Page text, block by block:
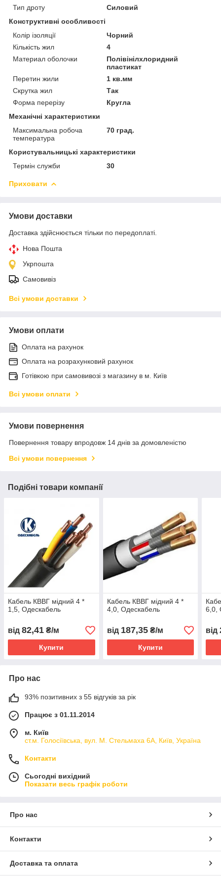
Тип дроту
Силовий
Конструктивні особливості
Колір ізоляції
Чорний
Кількість жил
4
Материал оболочки
Полівінілхлоридний
пластикат
Перетин жили
1 кв.мм
Скрутка жил
Так
Форма перерізу
Кругла
Механічні характеристики
Максимальна робоча
температура
70 град.
Користувальницькі характеристики
Термін служби
30
Приховати
Умови доставки
Доставка здійснюється тільки по передоплаті.
Нова Пошта
Укрпошта
Самовивіз
Всі умови доставки
Умови оплати
Оплата на рахунок
Оплата на розрахунковий рахунок
Готівкою при самовивозі з магазину в м. Київ
Всі умови оплати
Умови повернення
Повернення товару впродовж 14 днів за домовленістю
Всі умови повернення
Подібні товари компанії
Кабель КВВГ мідний 4 *
1,5, Одескабель
від 82,41 ₴/м
Купити
Кабель КВВГ мідний 4 *
4,0, Одескабель
від 187,35₴/м
Купити
6,0,
від
Про нас
93% позитивних з 55 відгуків за рік
Працює з 01.11.2014
м. Київ
ст.м. Голосіївська, вул. М. Стельмаха 6А, Київ, Україна
Контакти
Сьогодні вихідний
Показати весь графік роботи
Про нас
Контакти
Доставка та оплата